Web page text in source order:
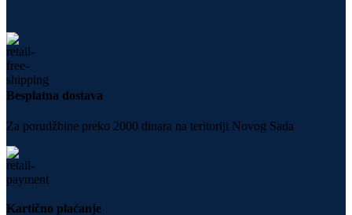
Besplatna dostava
Za porudžbine preko 2000 dinara na teritoriji Novog Sada
Kartično plaćanje